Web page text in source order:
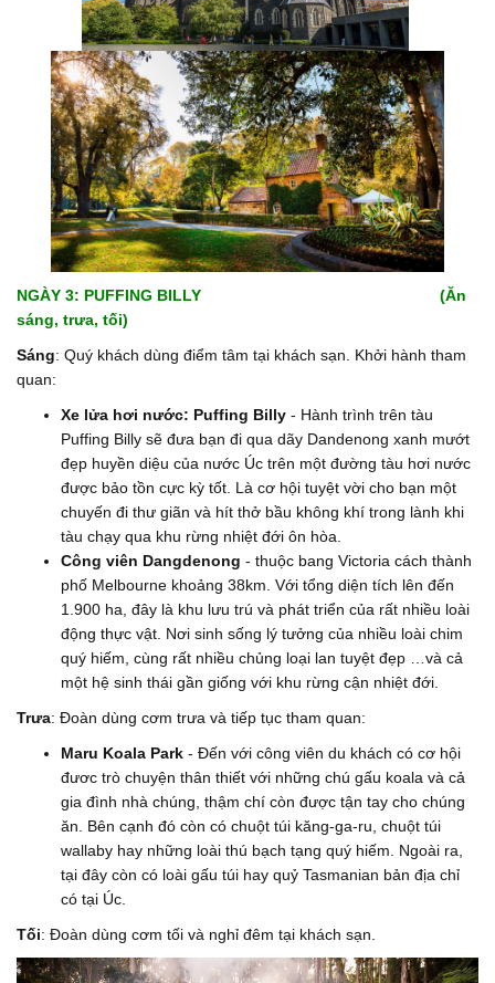
NGÀY 3: PUFFING BILLY (Ăn
sáng, trưa, tối)
Sáng: Quý khách dùng điểm tâm tại khách sạn. Khởi hành tham
quan:
Xe lửa hơi nước: Puffing Billy - Hành trình trên tàu
Puffing Billy sẽ đưa bạn đi qua dãy Dandenong xanh mướt
đẹp huyền diệu của nước Úc trên một đường tàu hơi nước
được bảo tồn cực kỳ tốt. Là cơ hội tuyệt vời cho bạn một
chuyến đi thư giãn và hít thở bầu không khí trong lành khi
tàu chạy qua khu rừng nhiệt đới ôn hòa.
Công viên Dangdenong - thuộc bang Victoria cách thành
phố Melbourne khoảng 38km. Với tổng diện tích lên đến
1.900 ha, đây là khu lưu trú và phát triển của rất nhiều loài
động thực vật. Nơi sinh sống lý tưởng của nhiều loài chim
quý hiếm, cùng rất nhiều chủng loại lan tuyệt đẹp …và cả
một hệ sinh thái gần giống với khu rừng cận nhiệt đới.
Trưa: Đoàn dùng cơm trưa và tiếp tục tham quan:
Maru Koala Park - Đến với công viên du khách có cơ hội
đươc trò chuyện thân thiết với những chú gấu koala và cả
gia đình nhà chúng, thậm chí còn được tận tay cho chúng
ăn. Bên cạnh đó còn có chuột túi kăng-ga-ru, chuột túi
wallaby hay những loài thú bạch tạng quý hiếm. Ngoài ra,
tại đây còn có loài gấu túi hay quỷ Tasmanian bản địa chỉ
có tại Úc.
Tối: Đoàn dùng cơm tối và nghỉ đêm tại khách sạn.